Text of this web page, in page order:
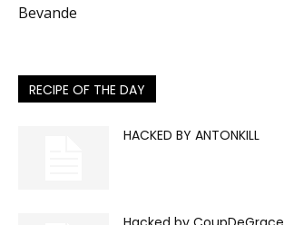
Bevande
RECIPE OF THE DAY
HACKED BY ANTONKILL